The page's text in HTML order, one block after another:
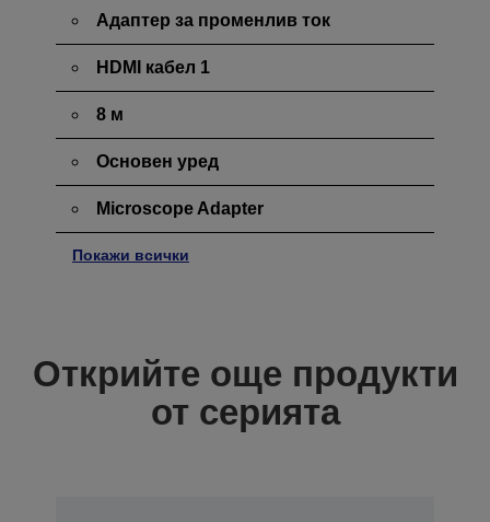
Адаптер за променлив ток
HDMI кабел 1
8 м
Основен уред
Microscope Adapter
Покажи всички
Открийте още продукти
от серията